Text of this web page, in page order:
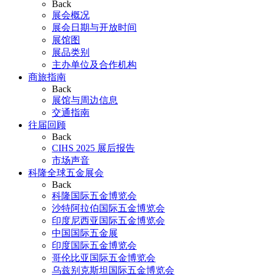
Back
展会概况
展会日期与开放时间
展馆图
展品类别
主办单位及合作机构
商旅指南
Back
展馆与周边信息
交通指南
往届回顾
Back
CIHS 2025 展后报告
市场声音
科隆全球五金展会
Back
科隆国际五金博览会
沙特阿拉伯国际五金博览会
印度尼西亚国际五金博览会
中国国际五金展
印度国际五金博览会
哥伦比亚国际五金博览会
乌兹别克斯坦国际五金博览会